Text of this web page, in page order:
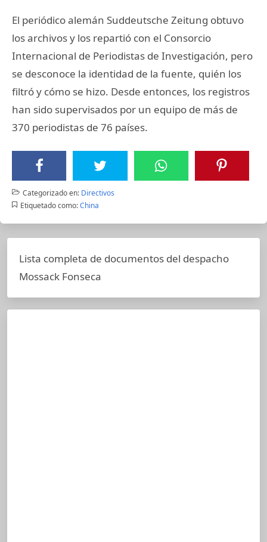
El periódico alemán Suddeutsche Zeitung obtuvo
los archivos y los repartió con el Consorcio
Internacional de Periodistas de Investigación, pero
se desconoce la identidad de la fuente, quién los
filtró y cómo se hizo. Desde entonces, los registros
han sido supervisados por un equipo de más de
370 periodistas de 76 países.
Categorizado en: Directivos
Etiquetado como: China
Lista completa de documentos del despacho
Mossack Fonseca